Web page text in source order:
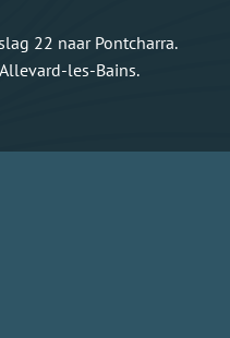
22 naar Pontcharra.
les-Bains.